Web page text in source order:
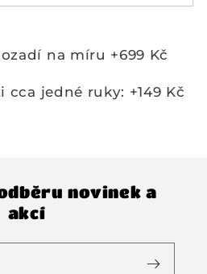
na míru +699 Kč
jedné ruky: +149 Kč
novinek a
akcí